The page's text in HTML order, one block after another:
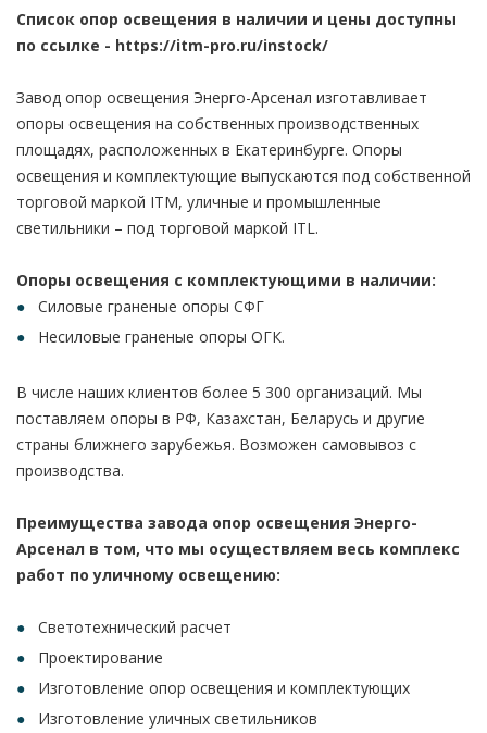
Список опор освещения в наличии и цены доступны
по ссылке - https://itm-pro.ru/instock/
Завод опор освещения Энерго-Арсенал изготавливает
опоры освещения на собственных производственных
площадях, расположенных в Екатеринбурге. Опоры
освещения и комплектующие выпускаются под собственной
торговой маркой ITM, уличные и промышленные
светильники – под торговой маркой ITL.
Опоры освещения с комплектующими в наличии:
Силовые граненые опоры СФГ
Несиловые граненые опоры ОГК.
В числе наших клиентов более 5 300 организаций. Мы
поставляем опоры в РФ, Казахстан, Беларусь и другие
страны ближнего зарубежья. Возможен самовывоз с
производства.
Преимущества завода опор освещения Энерго-
Арсенал в том, что мы осуществляем весь комплекс
работ по уличному освещению:
Светотехнический расчет
Проектирование
Изготовление опор освещения и комплектующих
Изготовление уличных светильников